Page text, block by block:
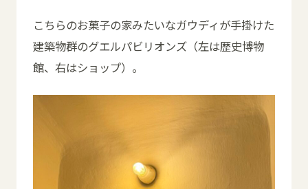
こちらのお菓子の家みたいなガウディが手掛けた
建築物群のグエルパビリオンズ（左は歴史博物
館、右はショップ）。